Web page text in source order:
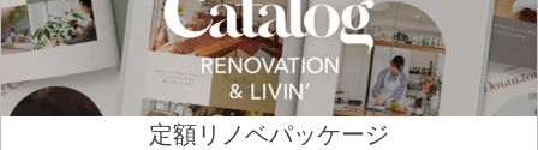
定額リノベパッケージ